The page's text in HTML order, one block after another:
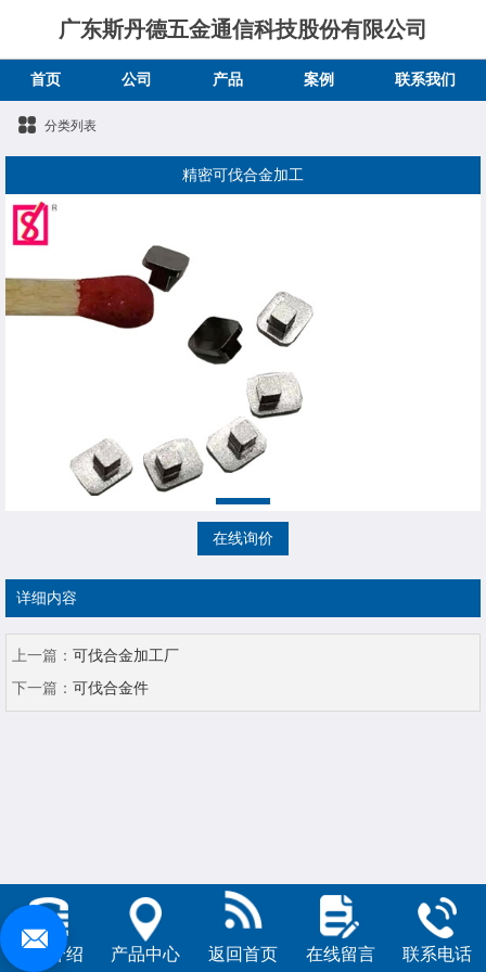
广东斯丹德五金通信科技股份有限公司
首页 公司 产品 案例 联系我们
分类列表
精密可伐合金加工
在线询价
详细内容
上一篇： 可伐合金加工厂
下一篇： 可伐合金件
公司介绍 产品中心 返回首页 在线留言 联系电话